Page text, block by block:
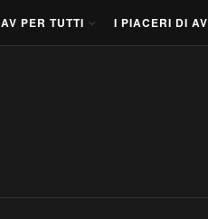
AV PER TUTTI I PIACERI DI AV